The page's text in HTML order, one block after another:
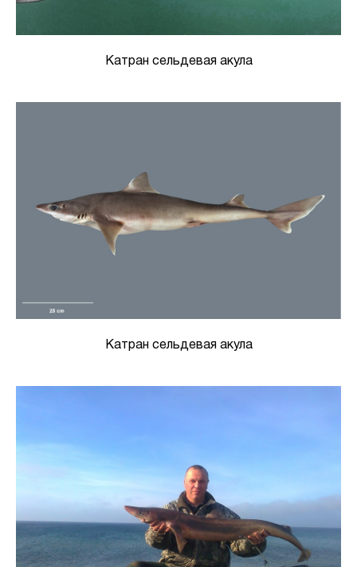
Катран сельдевая акула
Катран сельдевая акула